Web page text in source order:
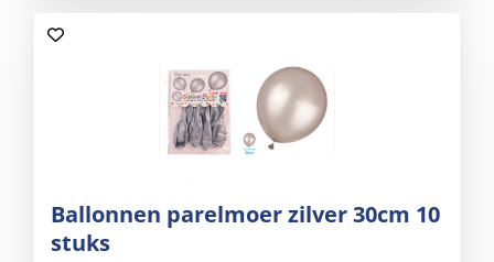
Ballonnen parelmoer zilver 30cm 10
stuks